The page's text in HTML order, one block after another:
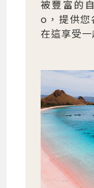
被豐富的
o，提供您
在這享受